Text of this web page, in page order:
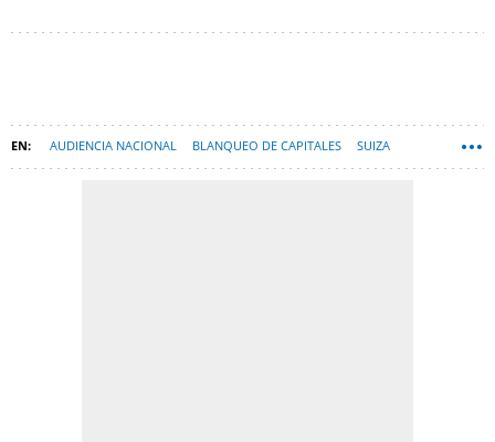
AUDIENCIA NACIONAL BLANQUEO DE CAPITALES SUIZA